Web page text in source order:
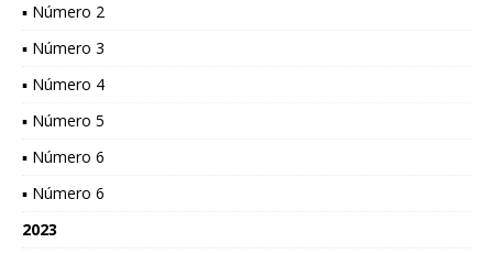
▪ Número 2
▪ Número 3
▪ Número 4
▪ Número 5
▪ Número 6
▪ Número 6
2023